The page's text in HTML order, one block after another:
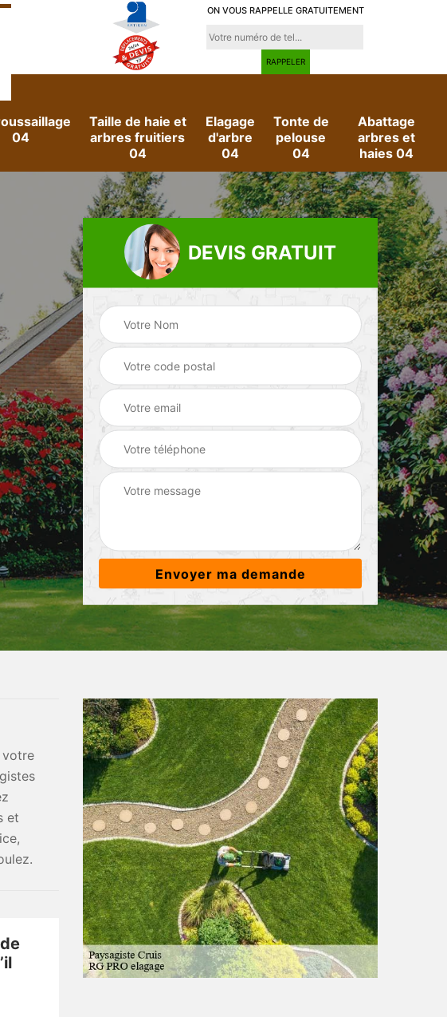
ON VOUS RAPPELLE GRATUITEMENT
04
Taille de haie et
arbres fruitiers
04
Elagage
d'arbre
04
Tonte de
pelouse
04
Abattage
arbres et
haies 04
de
gravats 04
Evacuation des
Jardinier 04
DEVIS GRATUIT
votre
et